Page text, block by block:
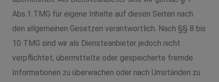
Abs.1 TMG für eigene Inhalte auf diesen Seiten nach
den allgemeinen Gesetzen verantwortlich. Nach §§ 8 bis
10 TMG sind wir als Diensteanbieter jedoch nicht
verpflichtet, übermittelte oder gespeicherte fremde
Informationen zu überwachen oder nach Umständen zu